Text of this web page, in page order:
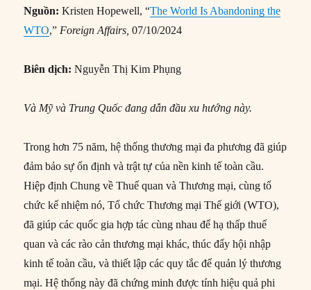
Nguồn: Kristen Hopewell, “The World Is Abandoning the
WTO,” Foreign Affairs, 07/10/2024
Biên dịch: Nguyễn Thị Kim Phụng
Và Mỹ và Trung Quốc đang dẫn đầu xu hướng này.
Trong hơn 75 năm, hệ thống thương mại đa phương đã giúp
đảm bảo sự ổn định và trật tự của nền kinh tế toàn cầu.
Hiệp định Chung về Thuế quan và Thương mại, cùng tổ
chức kế nhiệm nó, Tổ chức Thương mại Thế giới (WTO),
đã giúp các quốc gia hợp tác cùng nhau để hạ thấp thuế
quan và các rào cản thương mại khác, thúc đẩy hội nhập
kinh tế toàn cầu, và thiết lập các quy tắc để quản lý thương
mại. Hệ thống này đã chứng minh được tính hiệu quả phi